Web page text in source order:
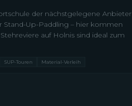
der nächstgelegene Anbieter
Stand-Up-Paddling – hier kommen
auf Holnis sind ideal zum
SUP-Touren Material-Verleih